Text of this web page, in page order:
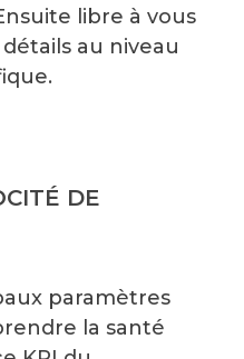
libre à vous
au niveau
DE
paramètres
la santé